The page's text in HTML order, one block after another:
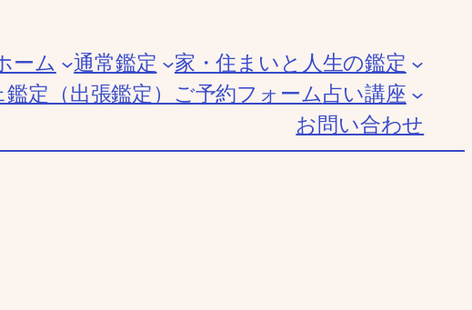
ーム 通常鑑定
家・住まいと人生の鑑定
定（出張鑑定） ご予約フォーム占い講座
お問い合わせ